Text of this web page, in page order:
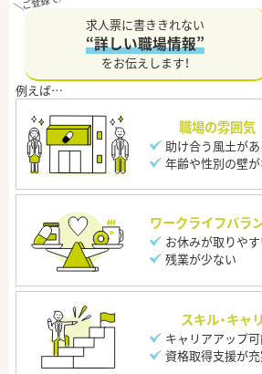
求人票に書ききれない
“詳しい職場情報”
をお伝えします！
職場の雰囲気
助け合う風土があ
年齢や性別の壁
ワークライフバラ
お休みが取りや
残業が少ない
スキル・キャ
キャリアアップ
資格取得支援が